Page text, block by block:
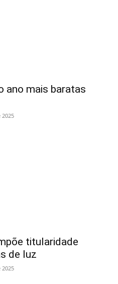
ano mais baratas
2025
titularidade
de luz
2025